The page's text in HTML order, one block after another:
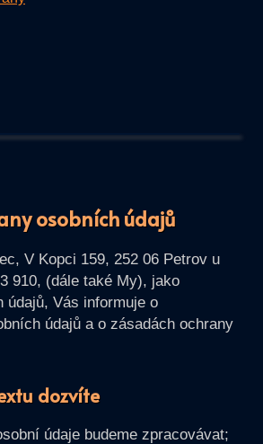
osobních údajů
V Kopci 159, 252 06 Petrov u
910, (dále také My), jako
údajů, Vás informuje o
údajů a o zásadách ochrany
dozvíte
údaje budeme zpracovávat;